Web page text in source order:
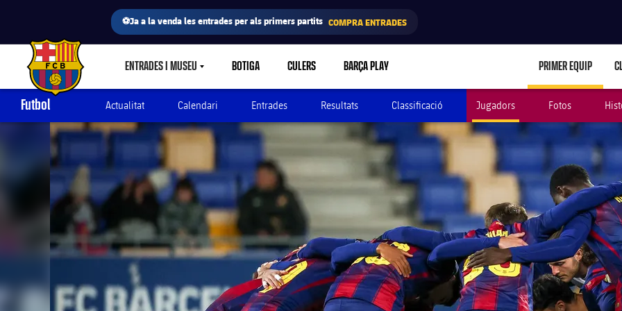
⚽Ja a la venda les entrades per als primers partits COMPRA ENTRADES
FC Barcelona club badge ENTRADES I MUSEULABEL.SHARE.CARETDOWN
BOTIGA CULERS BARÇA PLAY PRIMER EQUIP
Futbol Actualitat Calendari Entrades Resultats Classificació Jugadors Fotos